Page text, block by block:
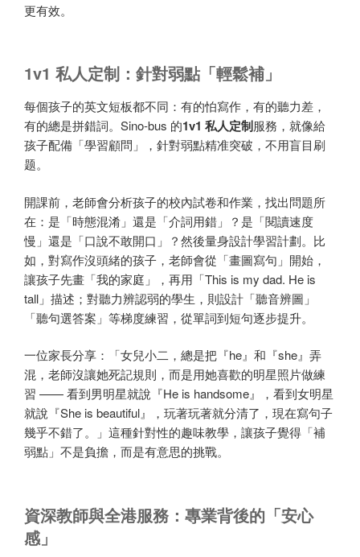
更有效。
1v1 私人定制：針對弱點「輕鬆補」
每個孩子的英文短板都不同：有的怕寫作，有的聽力差，
有的總是拼錯詞。Sino-bus 的1v1 私人定制服務，就像給
孩子配備「學習顧問」，針對弱點精准突破，不用盲目刷
题。
開課前，老師會分析孩子的校內試卷和作業，找出問題所
在：是「時態混淆」還是「介詞用錯」？是「閱讀速度
慢」還是「口說不敢開口」？然後量身設計學習計劃。比
如，對寫作沒頭緒的孩子，老師會從「畫圖寫句」開始，
讓孩子先畫「我的家庭」，再用「This is my dad. He is
tall」描述；對聽力辨認弱的學生，則設計「聽音辨圖」
「聽句選答案」等梯度練習，從單詞到短句逐步提升。
一位家長分享：「女兒小二，總是把『he』和『she』弄
混，老師沒讓她死記規則，而是用她喜歡的明星照片做練
習 —— 看到男明星就說『He is handsome』，看到女明星
就說『She is beautiful』，玩著玩著就分清了，現在寫句子
幾乎不錯了。」這種針對性的趣味教學，讓孩子覺得「補
弱點」不是負擔，而是有意思的挑戰。
資深教師與全港服務：專業背後的「安心
感」